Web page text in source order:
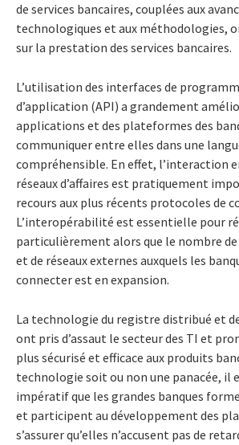
de services bancaires, couplées aux
technologiques et aux méthodologies,
sur la prestation des services bancaires.
L’utilisation des interfaces de
d’application (API) a grandement
applications et des plateformes des
communiquer entre elles dans une
compréhensible. En effet, l’interaction
réseaux d’affaires est pratiquement
recours aux plus récents protocoles de
L’interopérabilité est essentielle pour
particulièrement alors que le nombre
et de réseaux externes auxquels les
connecter est en expansion.
La technologie du registre distribué et
ont pris d’assaut le secteur des TI et
plus sécurisé et efficace aux produits
technologie soit ou non une panacée, il
impératif que les grandes banques
et participent au développement des
s’assurer qu’elles n’accusent pas de